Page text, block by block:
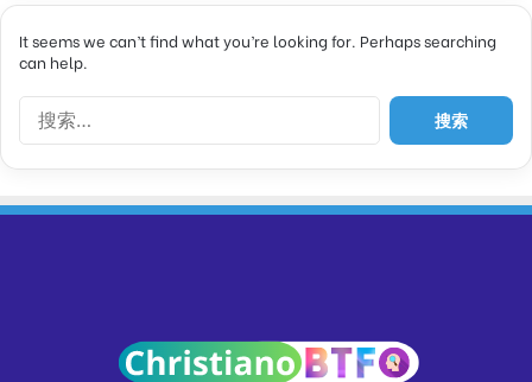
It seems we can’t find what you’re looking for. Perhaps searching
can help.
搜
索